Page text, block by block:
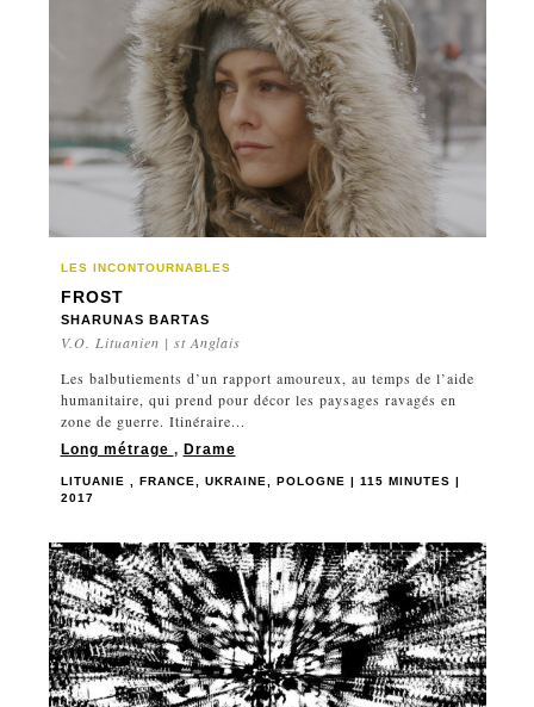
LES INCONTOURNABLES
FROST
SHARUNAS BARTAS
V.O. Lituanien | st Anglais
Les balbutiements d’un rapport amoureux, au temps de l’aide
humanitaire, qui prend pour décor les paysages ravagés en
zone de guerre. Itinéraire...
Long métrage , Drame
LITUANIE , FRANCE, UKRAINE, POLOGNE | 115 MINUTES |
2017